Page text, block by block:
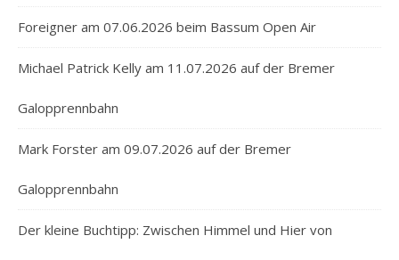
Foreigner am 07.06.2026 beim Bassum Open Air
Michael Patrick Kelly am 11.07.2026 auf der Bremer
Galopprennbahn
Mark Forster am 09.07.2026 auf der Bremer
Galopprennbahn
Der kleine Buchtipp: Zwischen Himmel und Hier von